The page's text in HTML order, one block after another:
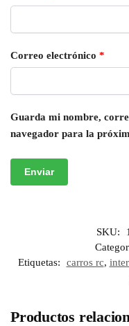
Correo electrónico *
Guarda mi nombre,
navegador para la
SKU:
Etiquetas:
carros rc,
Productos